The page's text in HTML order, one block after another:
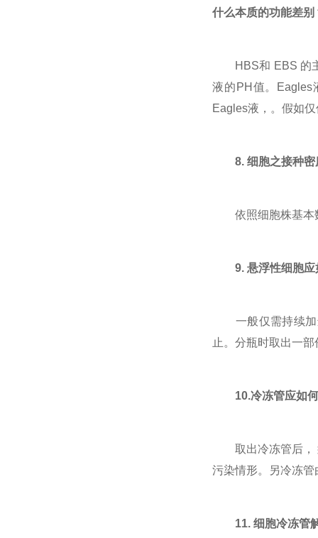
什么本质的功能差别
HBS和 EBS 的主
液的PH值。Eagles
Eagles液，。假如
8. 细胞之接种
依照细胞株基本数
9. 悬浮性细胞
一般仅需持续加进
止。分瓶时取出一
10.冷冻管应如
取出冷冻管后，
污染情形。另冷冻
11. 细胞冷冻管